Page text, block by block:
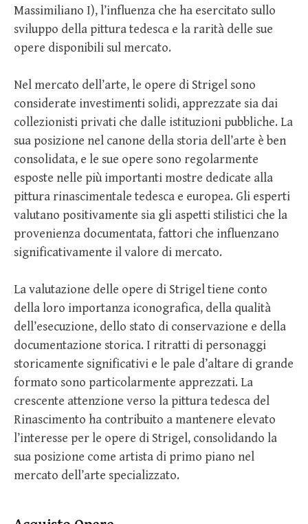
Massimiliano I), l’influenza che ha esercitato sullo
sviluppo della pittura tedesca e la rarità delle sue
opere disponibili sul mercato.
Nel mercato dell’arte, le opere di Strigel sono
considerate investimenti solidi, apprezzate sia dai
collezionisti privati che dalle istituzioni pubbliche. La
sua posizione nel canone della storia dell’arte è ben
consolidata, e le sue opere sono regolarmente
esposte nelle più importanti mostre dedicate alla
pittura rinascimentale tedesca e europea. Gli esperti
valutano positivamente sia gli aspetti stilistici che la
provenienza documentata, fattori che influenzano
significativamente il valore di mercato.
La valutazione delle opere di Strigel tiene conto
della loro importanza iconografica, della qualità
dell’esecuzione, dello stato di conservazione e della
documentazione storica. I ritratti di personaggi
storicamente significativi e le pale d’altare di grande
formato sono particolarmente apprezzati. La
crescente attenzione verso la pittura tedesca del
Rinascimento ha contribuito a mantenere elevato
l’interesse per le opere di Strigel, consolidando la
sua posizione come artista di primo piano nel
mercato dell’arte specializzato.